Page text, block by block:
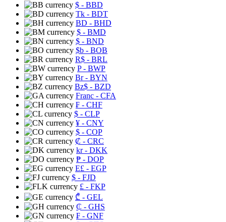
$ - BBD
Tk - BDT
BD - BHD
$ - BMD
$ - BND
$b - BOB
R$ - BRL
P- BWP
Br- BYN
Bz$ - BZD
Franc - CFA
₣ - CHF
$ - CLP
¥ - CNY
$ - COP
₡ - CRC
kr- DKK
₱ - DOP
E£ - EGP
$ - FJD
£ - FKP
₾ - GEL
₵ - GHS
₣ - GNF